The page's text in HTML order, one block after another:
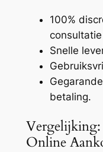
100%
Snelle
betaling.
Vergelijking:
Online